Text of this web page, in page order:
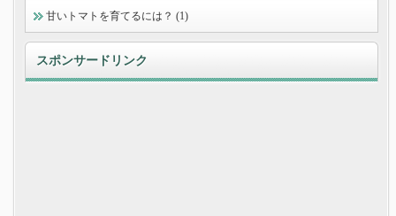
甘いトマトを育てるには？ (1)
スポンサードリンク